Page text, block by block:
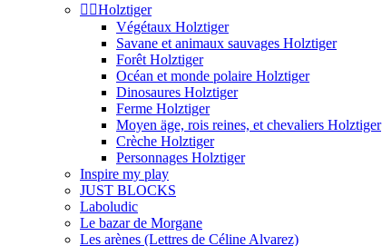
 Holztiger
Végétaux Holztiger
Savane et animaux sauvages Holztiger
Forêt Holztiger
Océan et monde polaire Holztiger
Dinosaures Holztiger
Ferme Holztiger
Moyen äge, rois reines, et chevaliers Holztiger
Crèche Holztiger
Personnages Holztiger
Inspire my play
JUST BLOCKS
Laboludic
Le bazar de Morgane
Les arènes (Lettres de Céline Alvarez)